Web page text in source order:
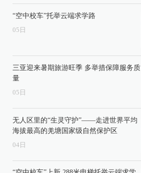
“空中校车”托举云端求学路
05 日
三亚迎来暑期旅游旺季 多举措保障服务质
量
05 日
无人区里的“生灵守护”——走进世界平均
海拔最高的羌塘国家级自然保护区
04 日